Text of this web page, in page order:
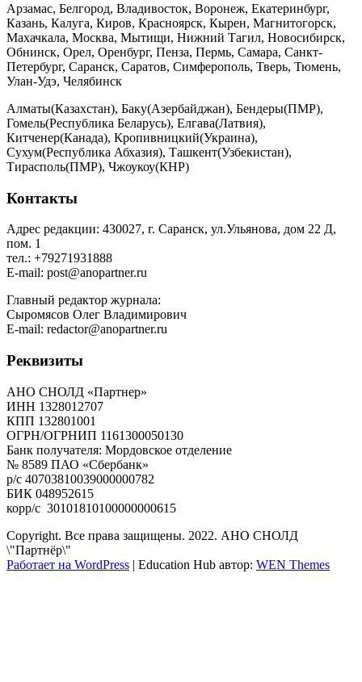
Арзамас, Белгород, Владивосток, Воронеж, Екатеринбург,
Казань, Калуга, Киров, Красноярск, Кырен, Магнитогорск,
Махачкала, Москва, Мытищи, Нижний Тагил, Новосибирск,
Обнинск, Орел, Оренбург, Пенза, Пермь, Самара, Санкт-
Петербург, Саранск, Саратов, Симферополь, Тверь, Тюмень,
Улан-Удэ, Челябинск
Алматы(Казахстан), Баку(Азербайджан), Бендеры(ПМР),
Гомель(Республика Беларусь), Елгава(Латвия),
Китченер(Канада), Кропивницкий(Украина),
Сухум(Республика Абхазия), Ташкент(Узбекистан),
Тирасполь(ПМР), Чжоукоу(КНР)
Контакты
Адрес редакции: 430027, г. Саранск, ул.Ульянова, дом 22 Д,
пом. 1
тел.: +79271931888
E-mail: post@anopartner.ru
Главный редактор журнала:
Сыромясов Олег Владимирович
E-mail: redactor@anopartner.ru
Реквизиты
АНО СНОЛД «Партнер»
ИНН 1328012707
КПП 132801001
ОГРН/ОГРНИП 1161300050130
Банк получателя: Мордовское отделение
№ 8589 ПАО «Сбербанк»
р/с 40703810039000000782
БИК 048952615
корр/с 30101810100000000615
Copyright. Все права защищены. 2022. АНО СНОЛД
\"Партнёр\"
Работает на WordPress | Education Hub автор: WEN Themes